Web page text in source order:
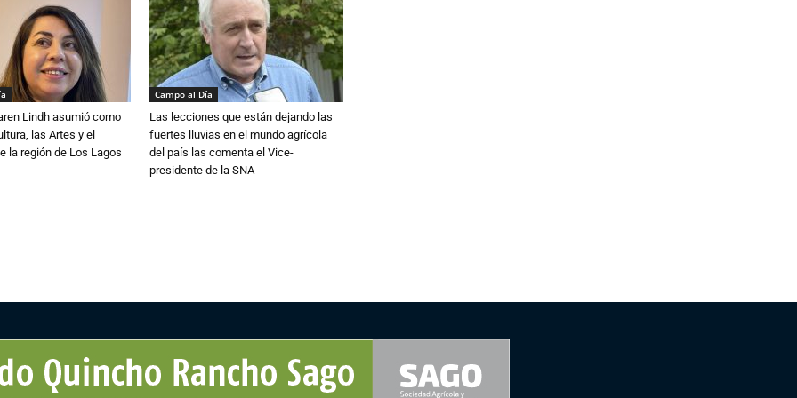
Lindh asumió como
las Artes y el
la región de Los Lagos
Campo al Día
Las lecciones que están dejando las
fuertes lluvias en el mundo agrícola
del país las comenta el Vice-
presidente de la SNA